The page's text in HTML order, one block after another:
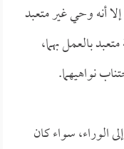
أنه وحي غير متعبد
بالعمل بهما،
نواهيهما.
الوراء، سواء كان